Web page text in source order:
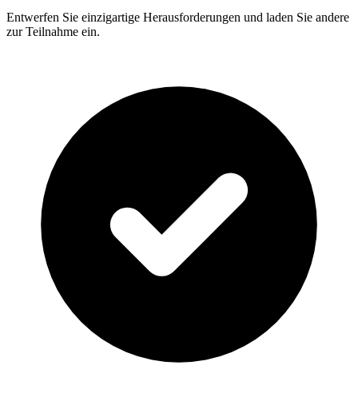
Entwerfen Sie einzigartige Herausforderungen und laden Sie andere
zur Teilnahme ein.